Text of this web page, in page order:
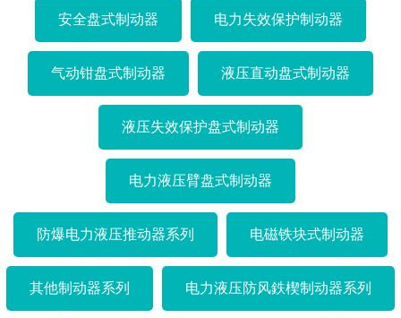
安全盘式制动器 电力失效保护制动器
气动钳盘式制动器 液压直动盘式制动器
液压失效保护盘式制动器
电力液压臂盘式制动器
防爆电力液压推动器系列 电磁铁块式制动器
其他制动器系列 电力液压防风鉄楔制动器系列